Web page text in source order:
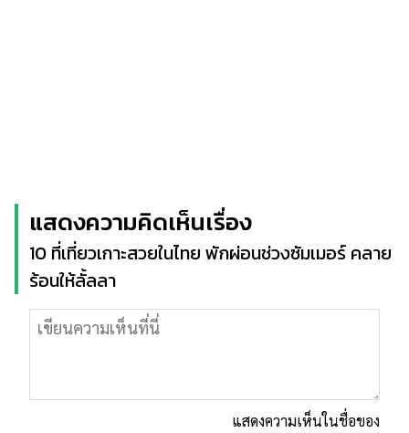
แสดงความคิดเห็นเรื่อง
10 ที่เที่ยวเกาะสวยในไทย พักผ่อนช่วงซัมเมอร์ คลาย
ร้อนให้ลั้ลลา
แสดงความเห็นในชื่อของ